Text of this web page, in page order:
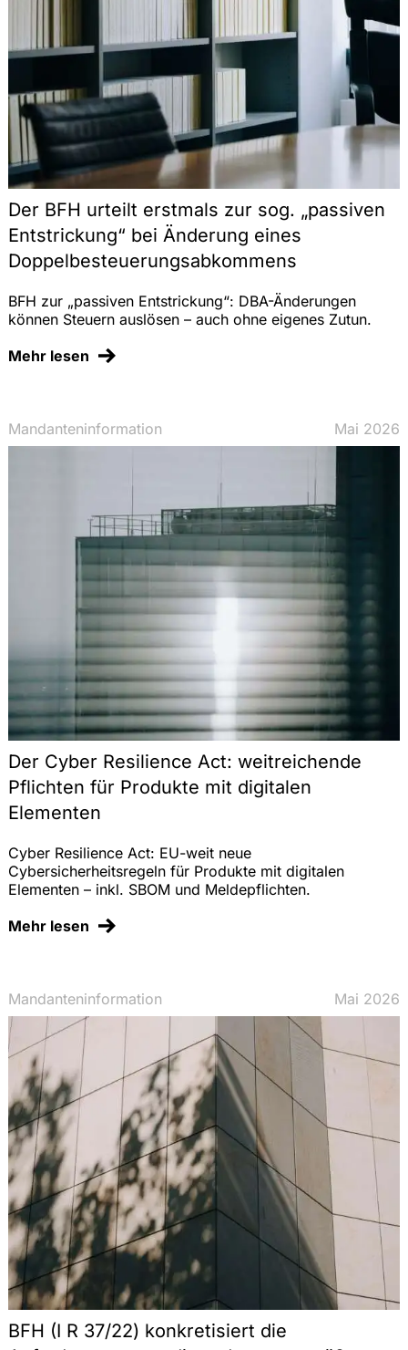
Der BFH urteilt erstmals zur sog. „passiven
Entstrickung“ bei Änderung eines
Doppelbesteuerungsabkommens
BFH zur „passiven Entstrickung“: DBA-Änderungen
können Steuern auslösen – auch ohne eigenes Zutun.
Mehr lesen
Mandanteninformation Mai 2026
Der Cyber Resilience Act: weitreichende
Pflichten für Produkte mit digitalen
Elementen
Cyber Resilience Act: EU-weit neue
Cybersicherheitsregeln für Produkte mit digitalen
Elementen – inkl. SBOM und Meldepflichten.
Mehr lesen
Mandanteninformation Mai 2026
BFH (I R 37/22) konkretisiert die